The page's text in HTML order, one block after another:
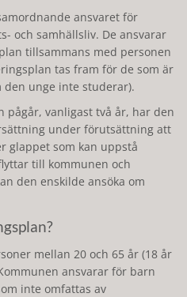
ansvaret för
och samhällsliv. De ansvarar
tillsammans med personen
tas fram för de som är
den unge inte studerar).
pågår, vanligast två år, har den
under förutsättning att
glappet som kan uppstå
till kommunen och
den enskilde ansöka om
mellan 20 och 65 år (18 år
ansvarar för barn
inte omfattas av